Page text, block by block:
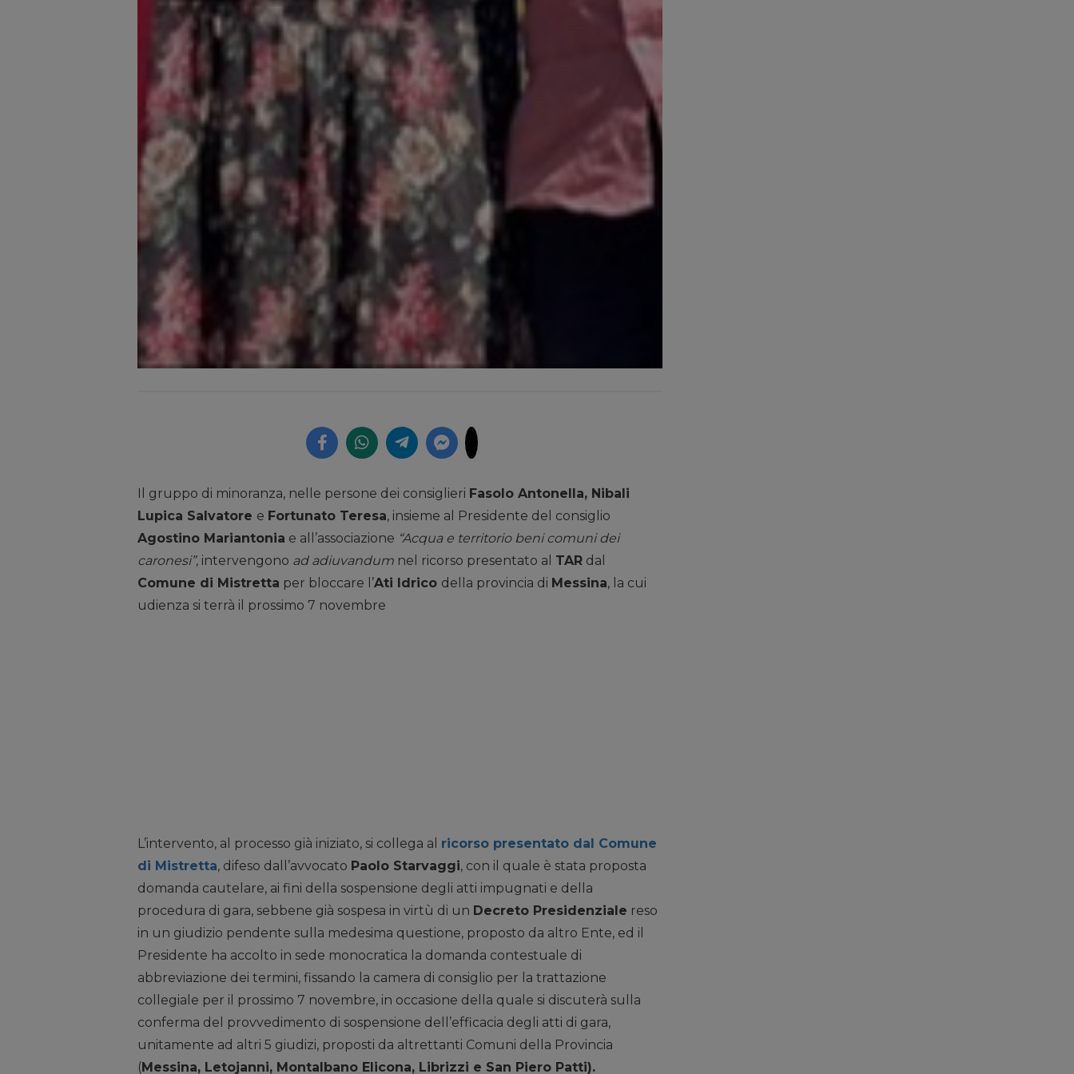
Il gruppo di minoranza, nelle persone dei consiglieri Fasolo Antonella, Nibali
Lupica Salvatore e Fortunato Teresa, insieme al Presidente del consiglio
Agostino Mariantonia e all’associazione “Acqua e territorio beni comuni dei
caronesi”, intervengono ad adiuvandum nel ricorso presentato al TAR dal
Comune di Mistretta per bloccare l’Ati Idrico della provincia di Messina, la cui
udienza si terrà il prossimo 7 novembre
L’intervento, al processo già iniziato, si collega al ricorso presentato dal Comune
di Mistretta, difeso dall’avvocato Paolo Starvaggi, con il quale è stata proposta
domanda cautelare, ai fini della sospensione degli atti impugnati e della
procedura di gara, sebbene già sospesa in virtù di un Decreto Presidenziale reso
in un giudizio pendente sulla medesima questione, proposto da altro Ente, ed il
Presidente ha accolto in sede monocratica la domanda contestuale di
abbreviazione dei termini, fissando la camera di consiglio per la trattazione
collegiale per il prossimo 7 novembre, in occasione della quale si discuterà sulla
conferma del provvedimento di sospensione dell’efficacia degli atti di gara,
unitamente ad altri 5 giudizi, proposti da altrettanti Comuni della Provincia
(Messina, Letojanni, Montalbano Elicona, Librizzi e San Piero Patti).